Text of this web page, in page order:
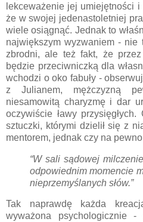
lekceważenie jej umiejętności
że w swojej jedenastoletniej
wiele osiągnąć. Jednak to
największym wyzwaniem -
zbrodni, ale też fakt, że
będzie przeciwniczką dla
wchodzi o oko fabuły -
z Julianem, mężczyzną
niesamowitą charyzmę i dar
oczywiście ławy
sztuczki, którymi dzielił się z
mentorem, jednak czy na
“W sali sądowej
odpowiednim momencie
nieprzemyślanych słów.”
Tak naprawdę każda
wyważona psychologicznie